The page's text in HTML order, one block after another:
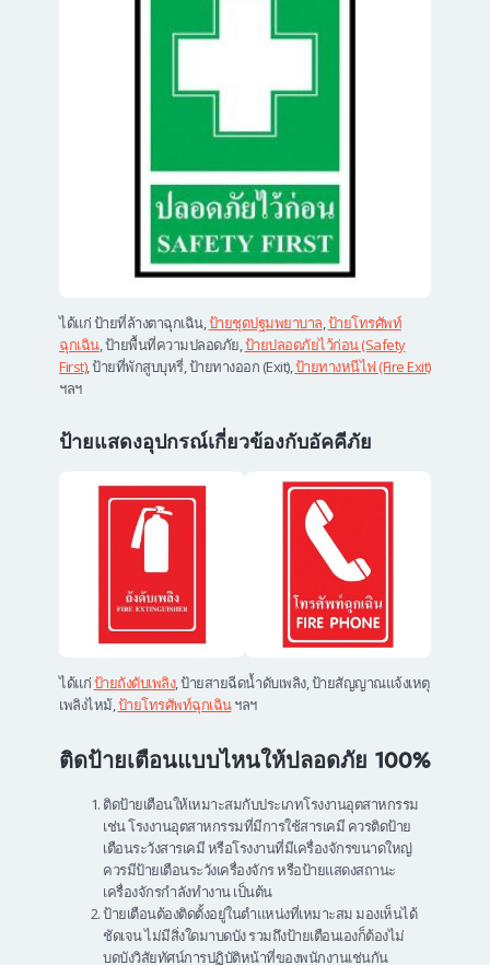
ได้แก่ ป้ายที่ล้างตาฉุกเฉิน,ป้ายชุดปฐมพยาบาล,ป้ายโทรศัพท์
ฉุกเฉิน, ป้ายพื้นที่ความปลอดภัย,ป้ายปลอดภัยไว้ก่อน (Safety
First), ป้ายที่พักสูบบุหรี่, ป้ายทางออก (Exit),ป้ายทางหนีไฟ (Fire Exit)
ฯลฯ
ป้ายแสดงอุปกรณ์เกี่ยวข้องกับอัคคีภัย
ได้แก่ป้ายถังดับเพลิง, ป้ายสายฉีดน้ำดับเพลิง, ป้ายสัญญาณแจ้งเหตุ
เพลิงไหม้,ป้ายโทรศัพท์ฉุกเฉินฯลฯ
ติดป้ายเตือนแบบไหนให้ปลอดภัย 100%
ติดป้ายเตือนให้เหมาะสมกับประเภทโรงงานอุตสาหกรรม
เช่น โรงงานอุตสาหกรรมที่มีการใช้สารเคมี ควรติดป้าย
เตือนระวังสารเคมี หรือโรงงานที่มีเครื่องจักรขนาดใหญ่
ควรมีป้ายเตือนระวังเครื่องจักร หรือป้ายแสดงสถานะ
เครื่องจักรกำลังทำงาน เป็นต้น
ป้ายเตือนต้องติดตั้งอยู่ในตำแหน่งที่เหมาะสม มองเห็นได้
ชัดเจน ไม่มีสิ่งใดมาบดบัง รวมถึงป้ายเตือนเองก็ต้องไม่
บดบังวิสัยทัศน์การปฏิบัติหน้าที่ของพนักงานเช่นกัน